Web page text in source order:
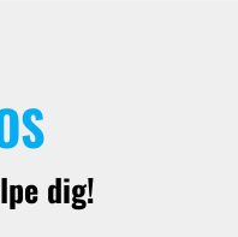
dig!